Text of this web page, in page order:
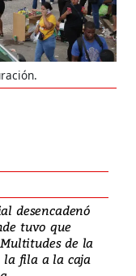
desencadenó
tuvo que
de la
la fila a la caja